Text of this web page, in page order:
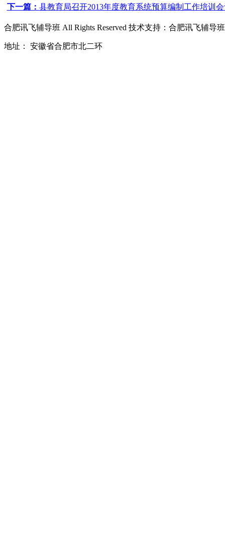
下一篇： 县教育局召开2013年度教育系统预算编制工作培训
合肥讯飞辅导班 All Rights Reserved 技术支持： 合肥讯飞辅导班
地址： 安徽省合肥市北二环